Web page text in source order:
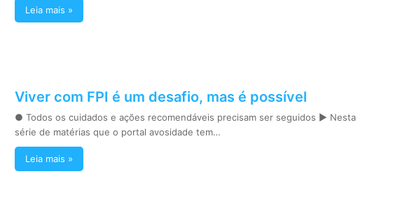
Leia mais »
Viver com FPI é um desafio, mas é possível
● Todos os cuidados e ações recomendáveis precisam ser seguidos ► Nesta
série de matérias que o portal avosidade tem…
Leia mais »